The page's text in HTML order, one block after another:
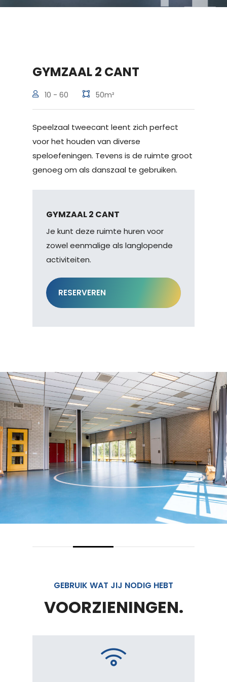
GYMZAAL 2 CANT
10 - 60 50m²
Speelzaal tweecant leent zich perfect
voor het houden van diverse
speloefeningen. Tevens is de ruimte groot
genoeg om als danszaal te gebruiken.
GYMZAAL 2 CANT
Je kunt deze ruimte huren voor
zowel eenmalige als langlopende
activiteiten.
RESERVEREN
GEBRUIK WAT JIJ NODIG HEBT
VOORZIENINGEN.